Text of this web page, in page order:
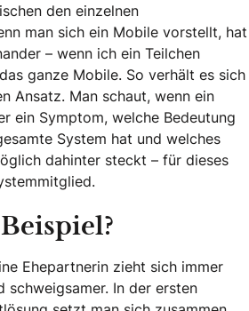
den einzelnen
man sich ein Mobile vorstellt, hat
– wenn ich ein Teilchen
ganze Mobile. So verhält es sich
Ansatz. Man schaut, wenn ein
ein Symptom, welche Bedeutung
System hat und welches
dahinter steckt – für dieses
Ehepartnerin zieht sich immer
In der ersten